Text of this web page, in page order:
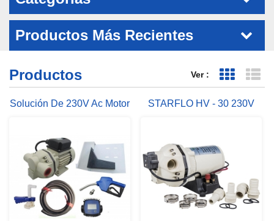
Productos Más Recientes
Productos Ver : Vista de
Solución De 230V Ac Motor
STARFLO HV - 30 230V
FLUIDOS BOMBAS M